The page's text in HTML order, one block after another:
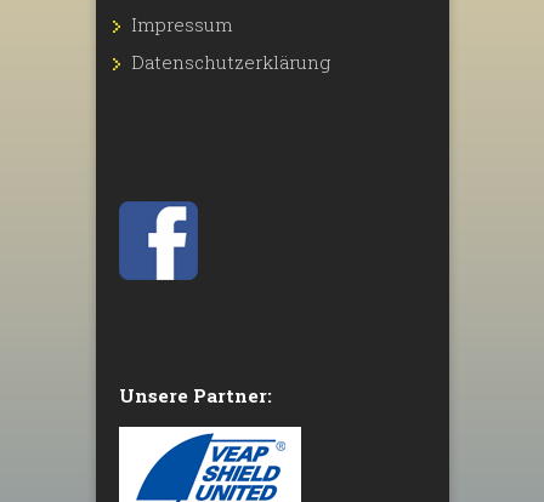
Impressum
Datenschutz­erklärung
Unsere Partner: